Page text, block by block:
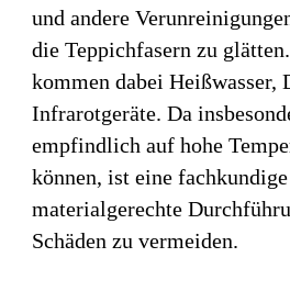
und andere
die Teppichfasern zu
kommen dabei Heißwasser,
Infrarotgeräte. Da
empfindlich auf hohe
können, ist eine
materialgerechte
Schäden zu vermeiden.